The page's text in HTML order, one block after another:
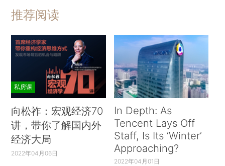
推荐阅读
私房课
向松祚：宏观经济70
讲，带你了解国内外
经济大局
2022年04月06日
In Depth: As
Tencent Lays Off
Staff, Is Its ‘Winter’
Approaching?
2022年04月01日